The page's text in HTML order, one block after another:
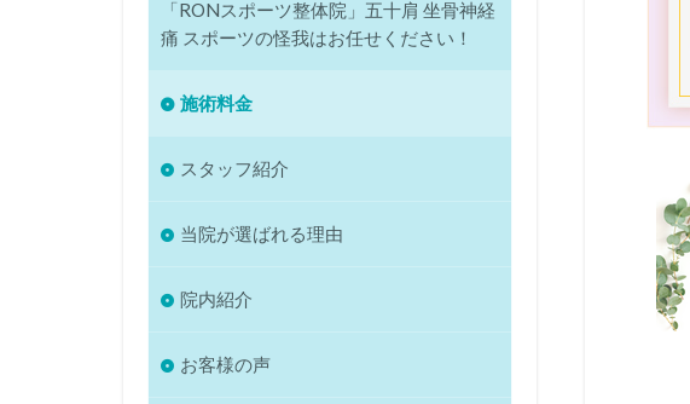
「RONスポーツ整体院」五十肩 坐骨神経
痛 スポーツの怪我はお任せください！
施術料金
スタッフ紹介
当院が選ばれる理由
院内紹介
お客様の声